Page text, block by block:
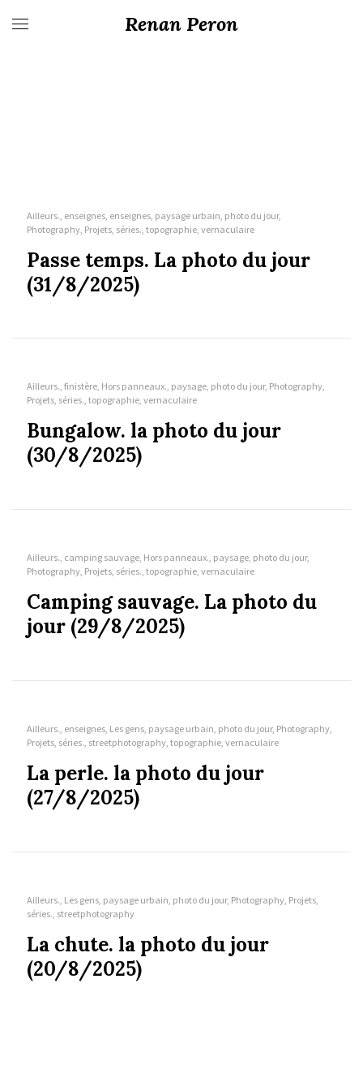
Renan Peron
Ailleurs., enseignes, enseignes, paysage urbain, photo du jour,
Photography, Projets, séries., topographie, vernaculaire
Passe temps. La photo du jour
(31/8/2025)
Ailleurs., finistère, Hors panneaux., paysage, photo du jour, Photography,
Projets, séries., topographie, vernaculaire
Bungalow. la photo du jour
(30/8/2025)
Ailleurs., camping sauvage, Hors panneaux., paysage, photo du jour,
Photography, Projets, séries., topographie, vernaculaire
Camping sauvage. La photo du
jour (29/8/2025)
Ailleurs., enseignes, Les gens, paysage urbain, photo du jour, Photography,
Projets, séries., streetphotography, topographie, vernaculaire
La perle. la photo du jour
(27/8/2025)
Ailleurs., Les gens, paysage urbain, photo du jour, Photography, Projets,
séries., streetphotography
La chute. la photo du jour
(20/8/2025)